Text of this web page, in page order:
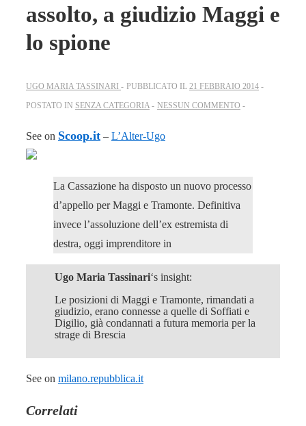
assolto, a giudizio Maggi e
lo spione
UGO MARIA TASSINARI PUBBLICATO IL 21 FEBBRAIO 2014
POSTATO IN SENZA CATEGORIA NESSUN COMMENTO
See on Scoop.it – L’Alter-Ugo
La Cassazione ha disposto un nuovo processo
d’appello per Maggi e Tramonte. Definitiva
invece l’assoluzione dell’ex estremista di
destra, oggi imprenditore in
Ugo Maria Tassinari‘s insight:
Le posizioni di Maggi e Tramonte, rimandati a
giudizio, erano connesse a quelle di Soffiati e
Digilio, già condannati a futura memoria per la
strage di Brescia
See on milano.repubblica.it
Correlati